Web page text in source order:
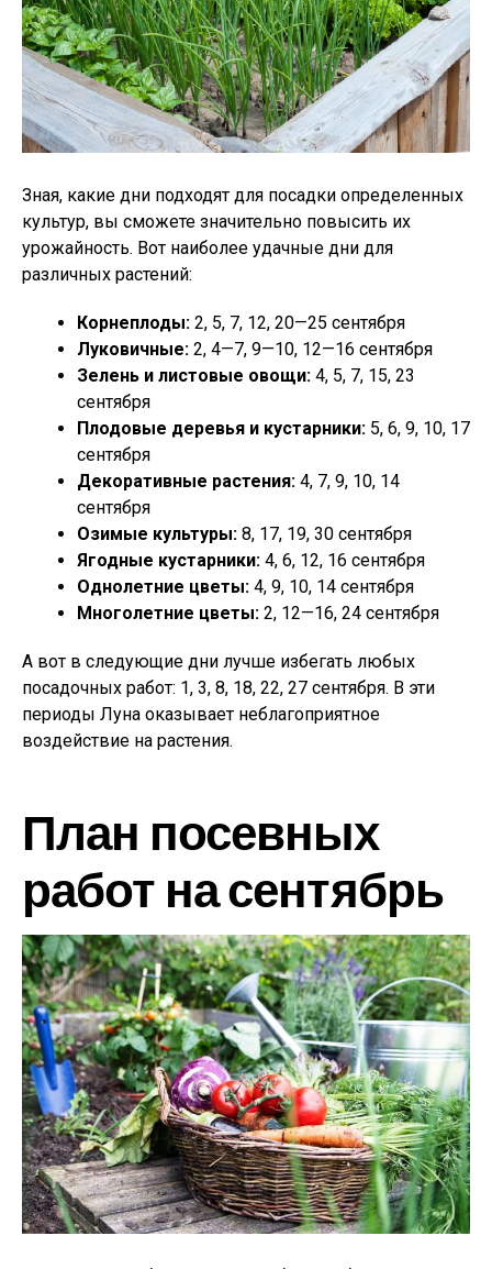
Зная, какие дни подходят для посадки определенных
культур, вы сможете значительно повысить их
урожайность. Вот наиболее удачные дни для
различных растений:
Корнеплоды: 2, 5, 7, 12, 20—25 сентября
Луковичные: 2, 4—7, 9—10, 12—16 сентября
Зелень и листовые овощи: 4, 5, 7, 15, 23
сентября
Плодовые деревья и кустарники: 5, 6, 9, 10, 17
сентября
Декоративные растения: 4, 7, 9, 10, 14
сентября
Озимые культуры: 8, 17, 19, 30 сентября
Ягодные кустарники: 4, 6, 12, 16 сентября
Однолетние цветы: 4, 9, 10, 14 сентября
Многолетние цветы: 2, 12—16, 24 сентября
А вот в следующие дни лучше избегать любых
посадочных работ: 1, 3, 8, 18, 22, 27 сентября. В эти
периоды Луна оказывает неблагоприятное
воздействие на растения.
План посевных
работ на сентябрь